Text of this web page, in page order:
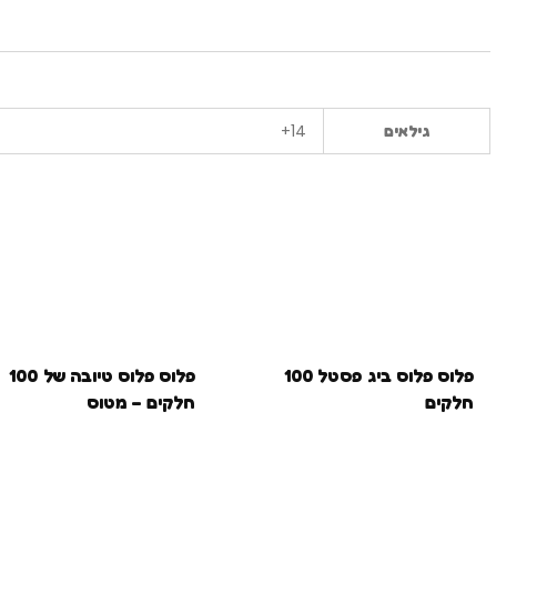
גילאים 14+
פלוס פלוס ביג פסטל 100
חלקים
פלוס פלוס טיובה של 100
חלקים – מטוס